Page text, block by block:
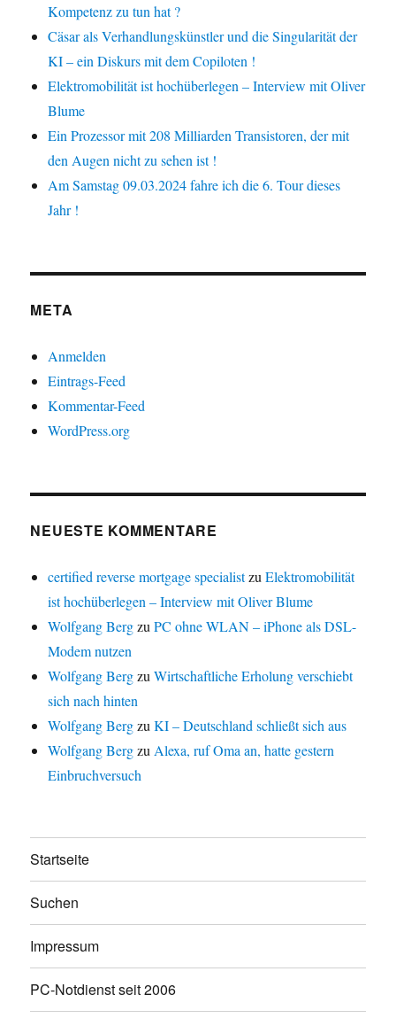
Kompetenz zu tun hat ?
Cäsar als Verhandlungskünstler und die Singularität der
KI – ein Diskurs mit dem Copiloten !
Elektromobilität ist hochüberlegen – Interview mit Oliver
Blume
Ein Prozessor mit 208 Milliarden Transistoren, der mit
den Augen nicht zu sehen ist !
Am Samstag 09.03.2024 fahre ich die 6. Tour dieses
Jahr !
META
Anmelden
Eintrags-Feed
Kommentar-Feed
WordPress.org
NEUESTE KOMMENTARE
certified reverse mortgage specialistzuElektromobilität
ist hochüberlegen – Interview mit Oliver Blume
Wolfgang BergzuPC ohne WLAN – iPhone als DSL-
Modem nutzen
Wolfgang BergzuWirtschaftliche Erholung verschiebt
sich nach hinten
Wolfgang BergzuKI – Deutschland schließt sich aus
Wolfgang Bergzu Alexa, ruf Oma an, hatte gestern
Einbruchversuch
Startseite
Suchen
Impressum
PC-Notdienst seit 2006